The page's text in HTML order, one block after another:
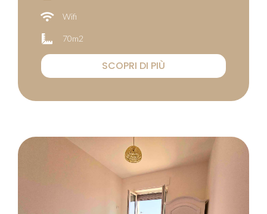
Wifi
70m2
SCOPRI DI PIÙ